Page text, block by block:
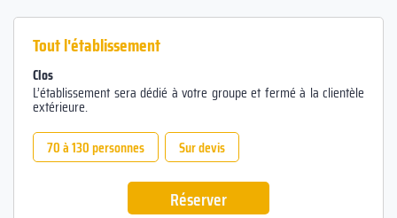
Tout l'établissement
Clos
L’établissement sera dédié à votre groupe et fermé à la clientèle
extérieure.
70 à 130 personnes
Sur devis
Réserver